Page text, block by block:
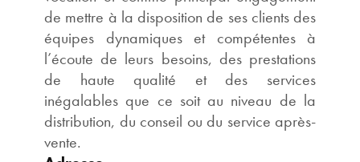
de mettre à la disposition de ses clients des
équipes dynamiques et compétentes à
l’écoute de leurs besoins, des prestations
de haute qualité et des services
inégalables que ce soit au niveau de la
distribution, du conseil ou du service après-
vente.